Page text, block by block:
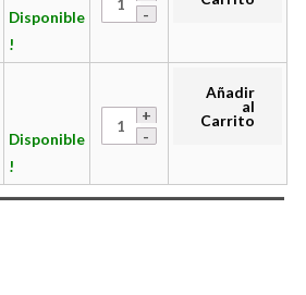
Disponible
!
Disponible
!
Añadir
al
Carrito